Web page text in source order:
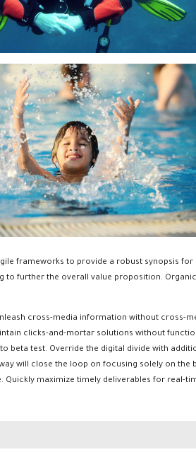
frameworks to provide a robust synopsis
to further the overall value proposition.
cross-media information without cross-
clicks-and-mortar solutions without
beta test. Override the digital divide with
will close the loop on focusing solely on
Quickly maximize timely deliverables for real-